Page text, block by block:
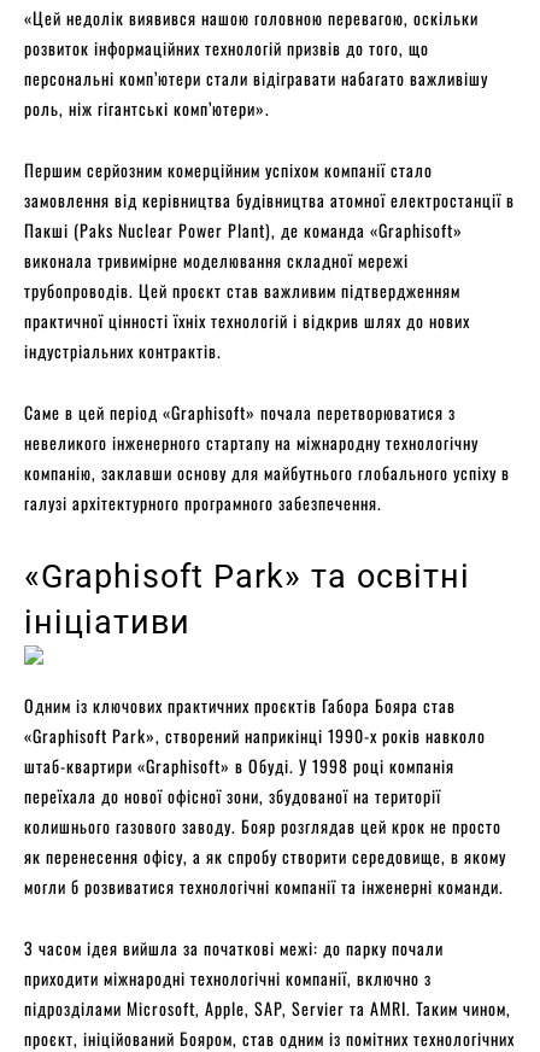
«Цей недолік виявився нашою головною перевагою, оскільки
розвиток інформаційних технологій призвів до того, що
персональні комп’ютери стали відігравати набагато важливішу
роль, ніж гігантські комп’ютери».
Першим серйозним комерційним успіхом компанії стало
замовлення від керівництва будівництва атомної електростанції в
Пакші (Paks Nuclear Power Plant), де команда «Graphisoft»
виконала тривимірне моделювання складної мережі
трубопроводів. Цей проєкт став важливим підтвердженням
практичної цінності їхніх технологій і відкрив шлях до нових
індустріальних контрактів.
Саме в цей період «Graphisoft» почала перетворюватися з
невеликого інженерного стартапу на міжнародну технологічну
компанію, заклавши основу для майбутнього глобального успіху в
галузі архітектурного програмного забезпечення.
«Graphisoft Park» та освітні
ініціативи
Одним із ключових практичних проєктів Габора Бояра став
«Graphisoft Park», створений наприкінці 1990-х років навколо
штаб-квартири «Graphisoft» в Обуді. У 1998 році компанія
переїхала до нової офісної зони, збудованої на території
колишнього газового заводу. Бояр розглядав цей крок не просто
як перенесення офісу, а як спробу створити середовище, в якому
могли б розвиватися технологічні компанії та інженерні команди.
З часом ідея вийшла за початкові межі: до парку почали
приходити міжнародні технологічні компанії, включно з
підрозділами Microsoft, Apple, SAP, Servier та AMRI. Таким чином,
проєкт, ініційований Бояром, став одним із помітних технологічних